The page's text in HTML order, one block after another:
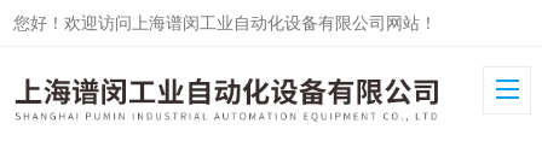
您好！欢迎访问上海谱闵工业自动化设备有限公司网站！